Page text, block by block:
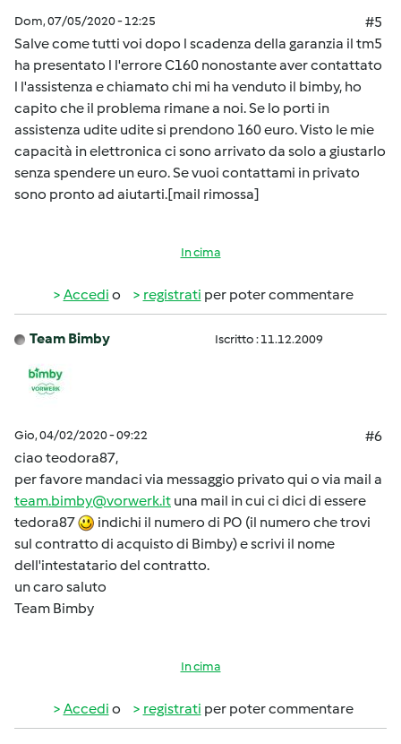
Dom, 07/05/2020 - 12:25
#5
Salve come tutti voi dopo l scadenza della garanzia il tm5
ha presentato l l'errore C160 nonostante aver contattato
l l'assistenza e chiamato chi mi ha venduto il bimby, ho
capito che il problema rimane a noi. Se lo porti in
assistenza udite udite si prendono 160 euro. Visto le mie
capacità in elettronica ci sono arrivato da solo a giustarlo
senza spendere un euro. Se vuoi contattami in privato
sono pronto ad aiutarti.[mail rimossa]
In cima
Accedi o registrati per poter commentare
Team Bimby Iscritto : 11.12.2009
Gio, 04/02/2020 - 09:22
#6
ciao teodora87,
per favore mandaci via messaggio privato qui o via mail a
team.bimby@vorwerk.it una mail in cui ci dici di essere
tedora87
indichi il numero di PO (il numero che trovi
sul contratto di acquisto di Bimby) e scrivi il nome
dell'intestatario del contratto.
un caro saluto
Team Bimby
In cima
Accedi o registrati per poter commentare